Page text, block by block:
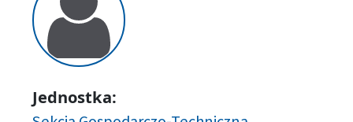
Jednostka: